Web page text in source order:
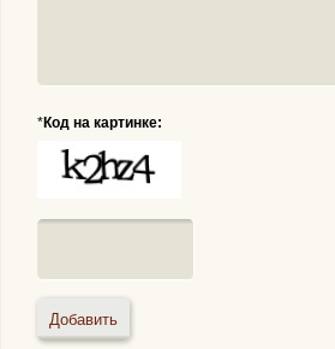
*Код на картинке: